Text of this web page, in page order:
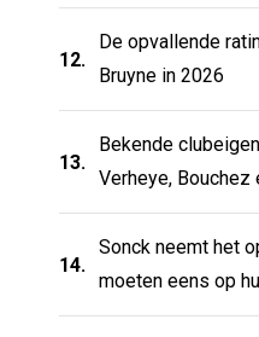
12.
De opvallende
Bruyne in 2026
13.
Bekende
Verheye,
14.
Sonck neemt het
moeten eens op